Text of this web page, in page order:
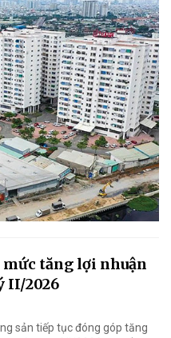
tăng lợi nhuận
II/2026
sản tiếp tục đóng góp tăng